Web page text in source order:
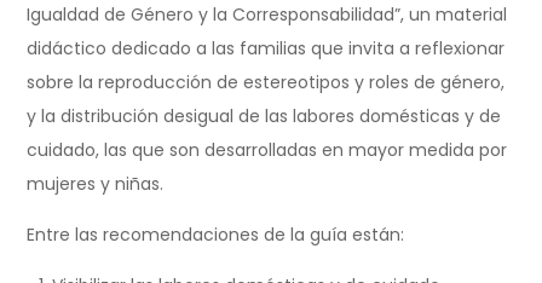
Igualdad de Género y la Corresponsabilidad”, un material
didáctico dedicado a las familias que invita a reflexionar
sobre la reproducción de estereotipos y roles de género,
y la distribución desigual de las labores domésticas y de
cuidado, las que son desarrolladas en mayor medida por
mujeres y niñas.
Entre las recomendaciones de la guía están: